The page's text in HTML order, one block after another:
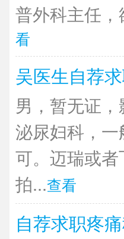
普外科主任
看
吴医生自荐
男，暂无证
泌尿妇科，
可。迈瑞或
拍...查看
自荐求职疼